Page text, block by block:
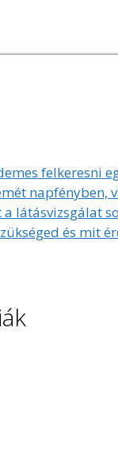
felkeresni
napfényben,
látásvizsgálat
és mit